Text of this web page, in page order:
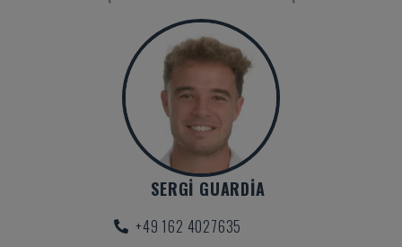
SERGI GUARDIA
+49 162 4027635